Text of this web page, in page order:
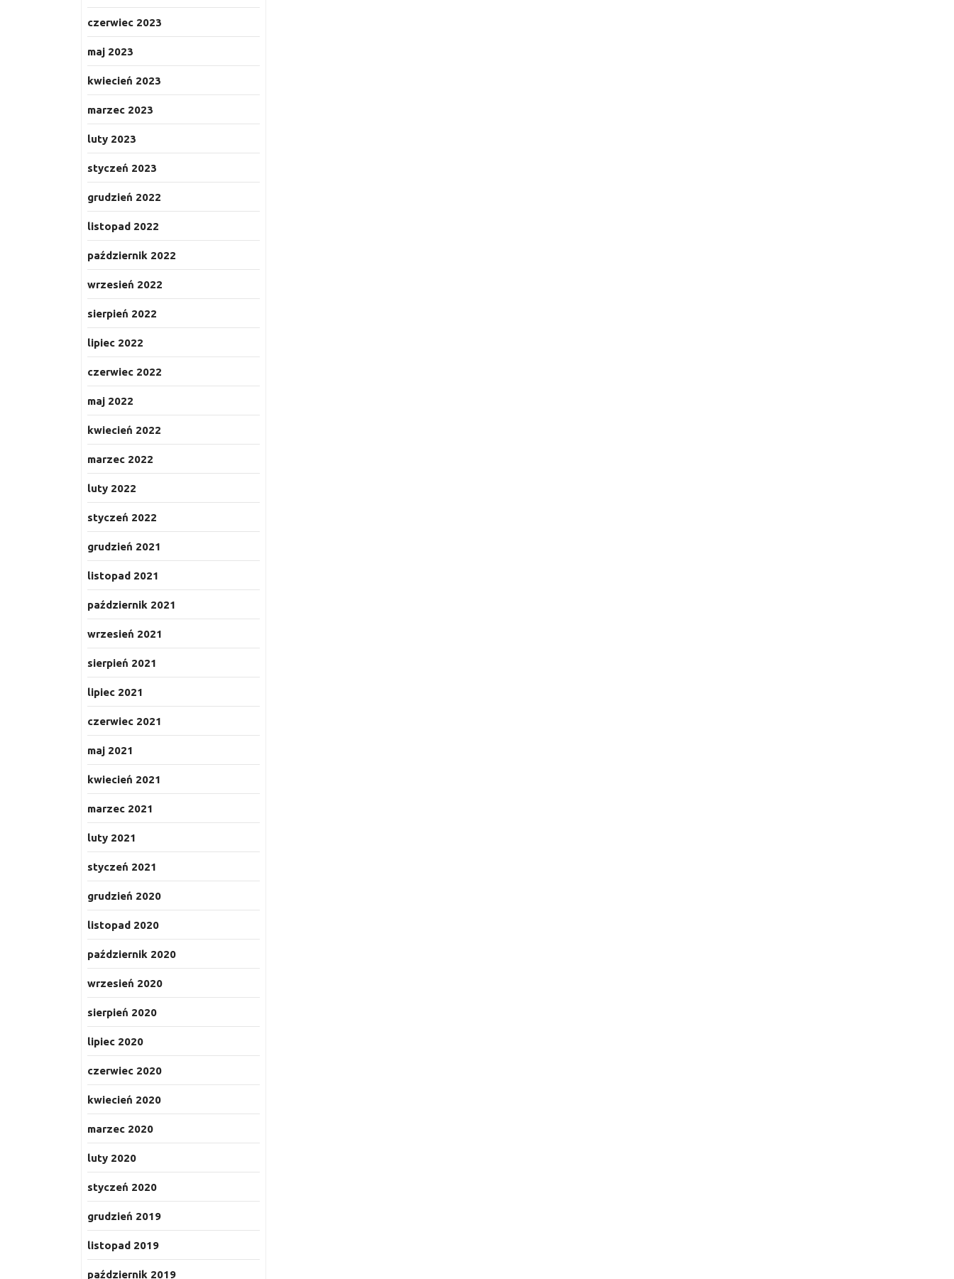
czerwiec 2023
maj 2023
kwiecień 2023
marzec 2023
luty 2023
styczeń 2023
grudzień 2022
listopad 2022
październik 2022
wrzesień 2022
sierpień 2022
lipiec 2022
czerwiec 2022
maj 2022
kwiecień 2022
marzec 2022
luty 2022
styczeń 2022
grudzień 2021
listopad 2021
październik 2021
wrzesień 2021
sierpień 2021
lipiec 2021
czerwiec 2021
maj 2021
kwiecień 2021
marzec 2021
luty 2021
styczeń 2021
grudzień 2020
listopad 2020
październik 2020
wrzesień 2020
sierpień 2020
lipiec 2020
czerwiec 2020
kwiecień 2020
marzec 2020
luty 2020
styczeń 2020
grudzień 2019
listopad 2019
październik 2019